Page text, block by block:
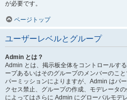
が必要です。
ページトップ
ユーザーレベルとグループ
Admin とは？
Admin とは、掲示板全体をコントロールす
ープあるいはそのグループのメンバーのこ
パーミッションによりますが、Admin はパ
クセス禁止、グループの作成、モデレータ
によってはさらに Admin にグローバルモデ